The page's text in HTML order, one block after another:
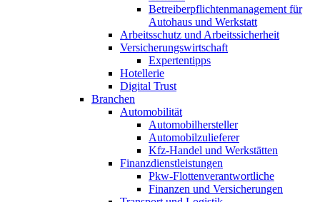
Betreiberpflichtenmanagement für
Autohaus und Werkstatt
Arbeitsschutz und Arbeitssicherheit
Versicherungswirtschaft
Expertentipps
Hotellerie
Digital Trust
Branchen
Automobilität
Automobilhersteller
Automobilzulieferer
Kfz-Handel und Werkstätten
Finanzdienstleistungen
Pkw‑Flottenverantwortliche
Finanzen und Versicherungen